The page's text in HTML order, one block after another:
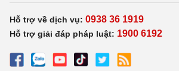
Hỗ trợ về dịch vụ: 0938 36 1919
Hỗ trợ giải đáp pháp luật: 1900 6192